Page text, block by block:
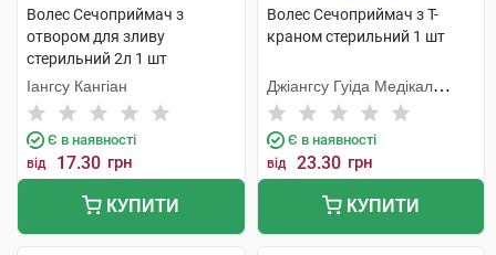
Волес Сечоприймач з
отвором для зливу
стерильний 2л 1 шт
Іангсу Кангіан
Є в наявності
від 17.30 грн
КУПИТИ
Волес Сечоприймач з Т-
краном стерильний 1 шт
Джіангсу Гуіда Медікал
Інструментс Ко.
Є в наявності
від 23.30 грн
КУПИТИ